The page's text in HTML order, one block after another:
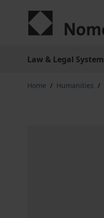
Law & Legal System
Home / Humanities /